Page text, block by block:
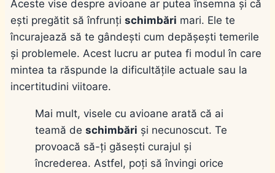
Aceste vise despre avioane ar putea însemna și că
ești pregătit să înfrunți schimbări mari. Ele te
încurajează să te gândești cum depășești temerile
și problemele. Acest lucru ar putea fi modul în care
mintea ta răspunde la dificultățile actuale sau la
incertitudini viitoare.
Mai mult, visele cu avioane arată că ai
teamă de schimbări și necunoscut. Te
provoacă să-ți găsești curajul și
încrederea. Astfel, poți să învingi orice